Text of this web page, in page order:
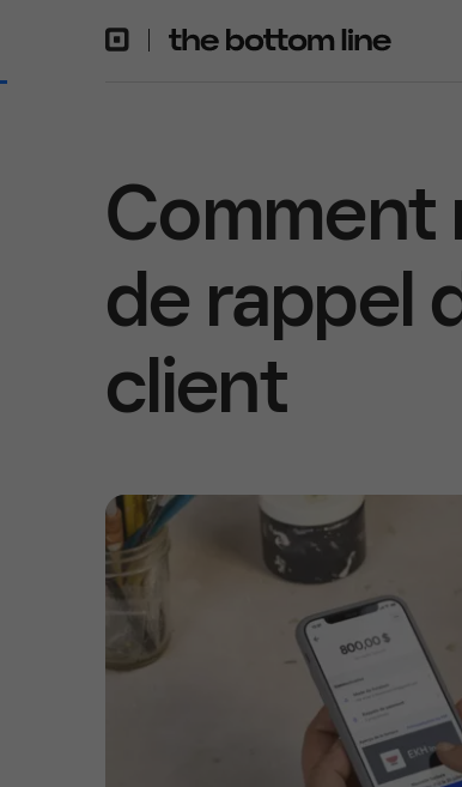
Comment
de rappel
client